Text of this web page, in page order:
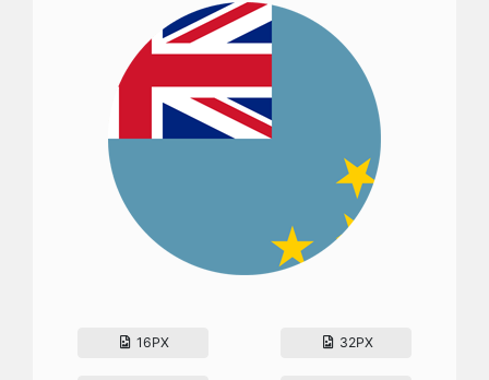
16PX 32PX